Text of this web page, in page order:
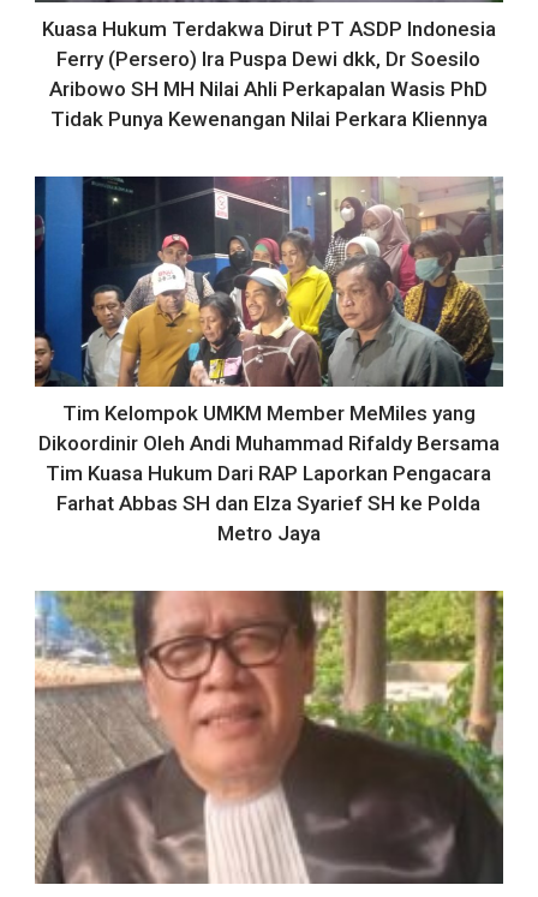
Kuasa Hukum Terdakwa Dirut PT ASDP Indonesia
Ferry (Persero) Ira Puspa Dewi dkk, Dr Soesilo
Aribowo SH MH Nilai Ahli Perkapalan Wasis PhD
Tidak Punya Kewenangan Nilai Perkara Kliennya
Tim Kelompok UMKM Member MeMiles yang
Dikoordinir Oleh Andi Muhammad Rifaldy Bersama
Tim Kuasa Hukum Dari RAP Laporkan Pengacara
Farhat Abbas SH dan Elza Syarief SH ke Polda
Metro Jaya